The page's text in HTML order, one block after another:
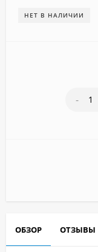
НЕТ В НАЛИЧИИ
-
ОБЗОР ОТЗЫВЫ